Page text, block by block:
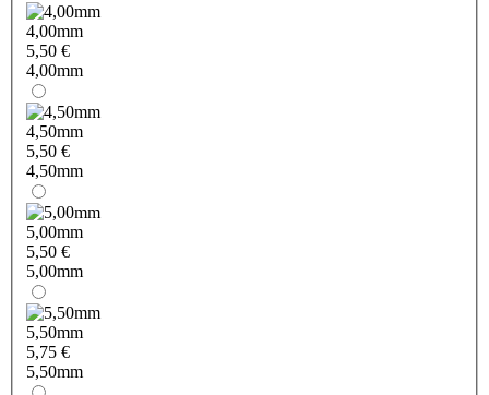
4,00mm
5,50 €
4,00mm
4,50mm
5,50 €
4,50mm
5,00mm
5,50 €
5,00mm
5,50mm
5,75 €
5,50mm